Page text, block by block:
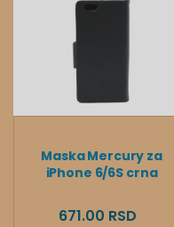
Maska Mercury za
iPhone 6/6S crna
671.00 RSD